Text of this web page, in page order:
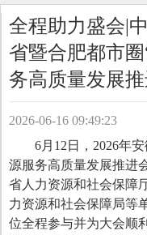
全程助力盛会|
省暨合肥都市
务高质量发展
2026-06-16 09:49:23
6月12日，2026年安
源服务高质量发展推进
省人力资源和社会保障
力资源和社会保障局等
位全程参与并为大会顺